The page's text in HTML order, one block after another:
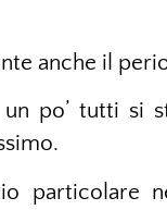
anche il
po’ tutti si
particolare